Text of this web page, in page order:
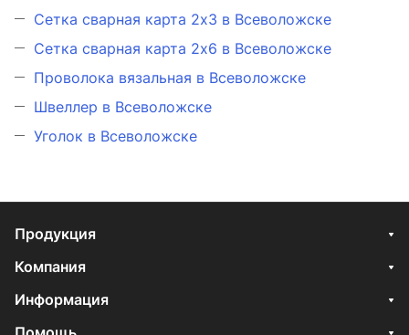
Сетка сварная карта 2х3 в Всеволожске
Сетка сварная карта 2х6 в Всеволожске
Проволока вязальная в Всеволожске
Швеллер в Всеволожске
Уголок в Всеволожске
Продукция
Компания
Информация